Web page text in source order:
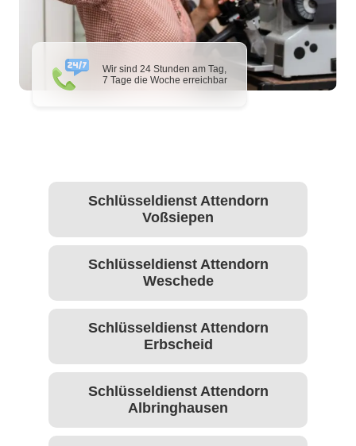
Wir sind 24 Stunden am Tag,
7 Tage die Woche erreichbar
Schlüsseldienst Attendorn
Voßsiepen
Schlüsseldienst Attendorn
Weschede
Schlüsseldienst Attendorn
Erbscheid
Schlüsseldienst Attendorn
Albringhausen